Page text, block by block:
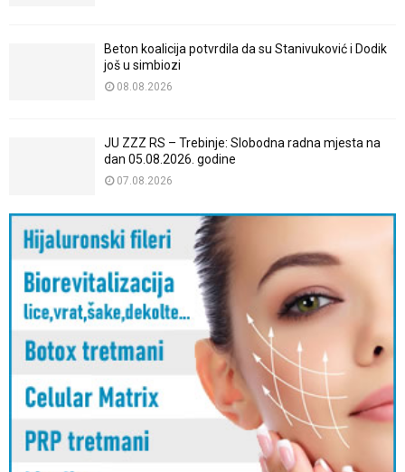
Beton koalicija potvrdila da su Stanivuković i Dodik
još u simbiozi
08.08.2026
JU ZZZ RS – Trebinje: Slobodna radna mjesta na
dan 05.08.2026. godine
07.08.2026